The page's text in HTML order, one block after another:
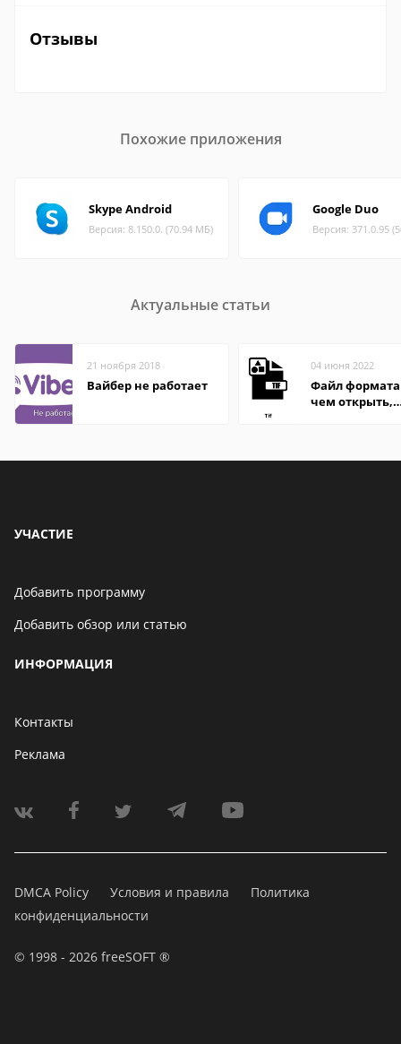
Отзывы
Похожие приложения
Skype Android
Версия: 8.150.0. (70.94 МБ)
Google Duo
Версия: 371.0.95
Актуальные статьи
21 ноября 2018
Вайбер не работает
04 июня 2022
Файл формата
чем открыть,
УЧАСТИЕ
Добавить программу
Добавить обзор или статью
ИНФОРМАЦИЯ
Контакты
Реклама
DMCA Policy Условия и правила
Политика
конфиденциальности
© 1998 - 2026 freeSOFT ®